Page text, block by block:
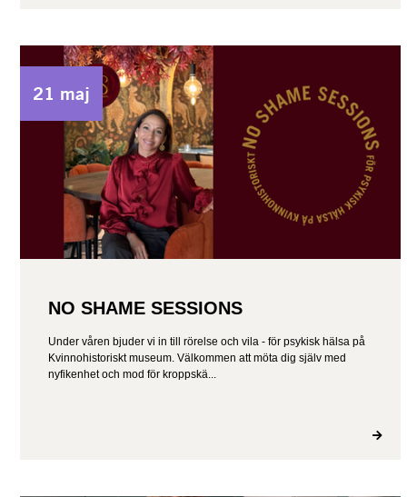
21 maj
NO SHAME SESSIONS
Under våren bjuder vi in till rörelse och vila - för psykisk hälsa på
Kvinnohistoriskt museum. Välkommen att möta dig själv med
nyfikenhet och mod för kroppskä...